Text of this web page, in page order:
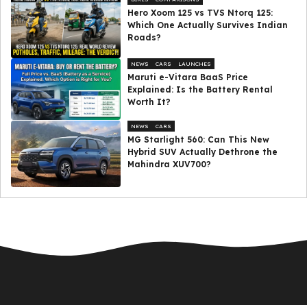
Hero Xoom 125 vs TVS Ntorq 125:
Which One Actually Survives Indian
Roads?
NEWS CARS LAUNCHES
Maruti e-Vitara BaaS Price
Explained: Is the Battery Rental
Worth It?
NEWS CARS
MG Starlight 560: Can This New
Hybrid SUV Actually Dethrone the
Mahindra XUV700?